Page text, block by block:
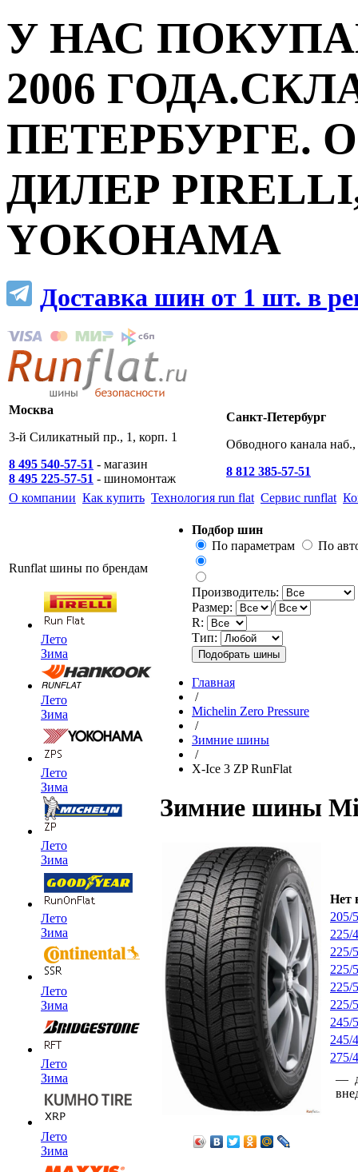
У НАС
2006
ПЕТЕРБУРГЕ.
ДИЛЕР
YOKOHAMA
Доставка шин от 1 шт. в
Москва
3-й Силикатный пр., 1, корп. 1
8 495 540-57-51 - магазин
8 495 225-57-51 - шиномонтаж
Санкт-Петербург
Обводного канала
8 812 385-57-51
О компании Как купить Технология run flat Сервис runflat
Runflat шины по брендам
Лето
Зима
Лето
Зима
Лето
Зима
Лето
Зима
Лето
Зима
Лето
Зима
Лето
Зима
Лето
Зима
Подбор шин
По параметрам
По
Производитель:
Размер:
/
R:
Тип:
Главная
/
Michelin Zero Pressure
/
Зимние шины
/
X-Ice 3 ZP RunFlat
Зимние шины
Нет
205/
225/
225/
225/
225/
225/
245/
245/
275/
—